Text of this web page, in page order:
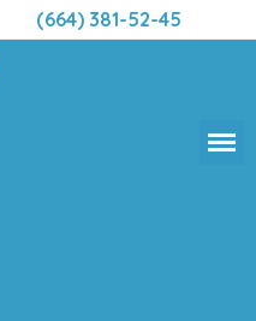
(664) 381-52-45